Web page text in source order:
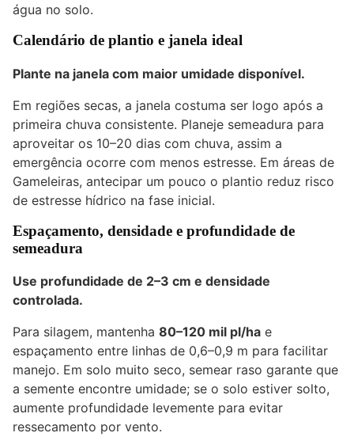
água no solo.
Calendário de plantio e janela ideal
Plante na janela com maior umidade disponível.
Em regiões secas, a janela costuma ser logo após a
primeira chuva consistente. Planeje semeadura para
aproveitar os 10–20 dias com chuva, assim a
emergência ocorre com menos estresse. Em áreas de
Gameleiras, antecipar um pouco o plantio reduz risco
de estresse hídrico na fase inicial.
Espaçamento, densidade e profundidade de
semeadura
Use profundidade de 2–3 cm e densidade
controlada.
Para silagem, mantenha 80–120 mil pl/ha e
espaçamento entre linhas de 0,6–0,9 m para facilitar
manejo. Em solo muito seco, semear raso garante que
a semente encontre umidade; se o solo estiver solto,
aumente profundidade levemente para evitar
ressecamento por vento.